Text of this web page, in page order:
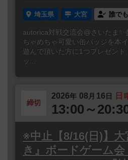
埼玉県 大宮 誰で
autorica対戦交流会@さいたま✨
ちゃめちゃ可愛い缶バッジを本
遊んで頂いた方に1つプレゼン
ッ...
締切
2026年 08 月 16日 日
13:00～
※中止【8/16(日)】
き』ボードゲーム